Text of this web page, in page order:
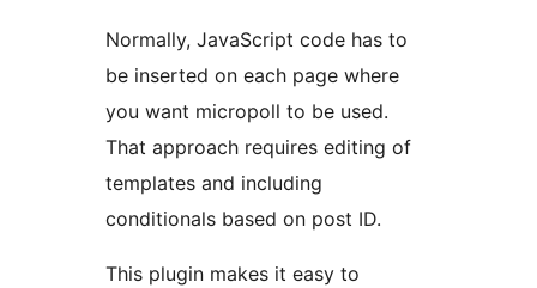
Normally, JavaScript code has to
be inserted on each page where
you want micropoll to be used.
That approach requires editing of
templates and including
conditionals based on post ID.
This plugin makes it easy to